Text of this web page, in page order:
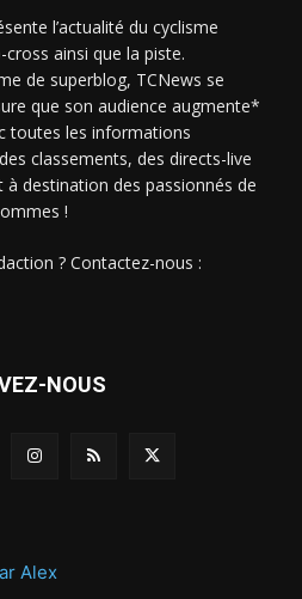
l’actualité du cyclisme
ainsi que la piste.
de superblog, TCNews se
que son audience augmente*
toutes les informations
classements, des directs-live
destination des passionnés de
!
? Contactez-nous :
NOUS
Alex